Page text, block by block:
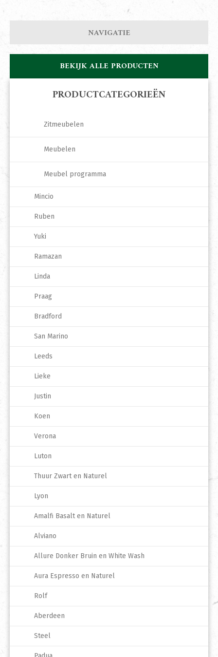
NAVIGATIE
BEKIJK ALLE PRODUCTEN
PRODUCTCATEGORIEËN
Zitmeubelen
Meubelen
Meubel programma
Mincio
Ruben
Yuki
Ramazan
Linda
Praag
Bradford
San Marino
Leeds
Lieke
Justin
Koen
Verona
Luton
Thuur Zwart en Naturel
Lyon
Amalfi Basalt en Naturel
Alviano
Allure Donker Bruin en White Wash
Aura Espresso en Naturel
Rolf
Aberdeen
Steel